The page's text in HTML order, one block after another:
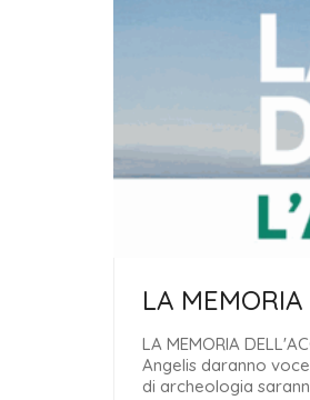
LA MEMORIA
LA MEMORIA
Angelis daranno
di archeologia